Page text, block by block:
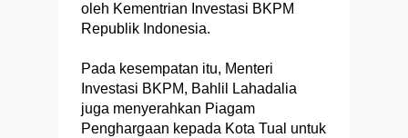
oleh Kementrian Investasi BKPM
Republik Indonesia.
Pada kesempatan itu, Menteri
Investasi BKPM, Bahlil Lahadalia
juga menyerahkan Piagam
Penghargaan kepada Kota Tual untuk